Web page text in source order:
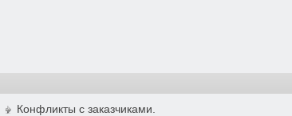
Конфликты с заказчиками.